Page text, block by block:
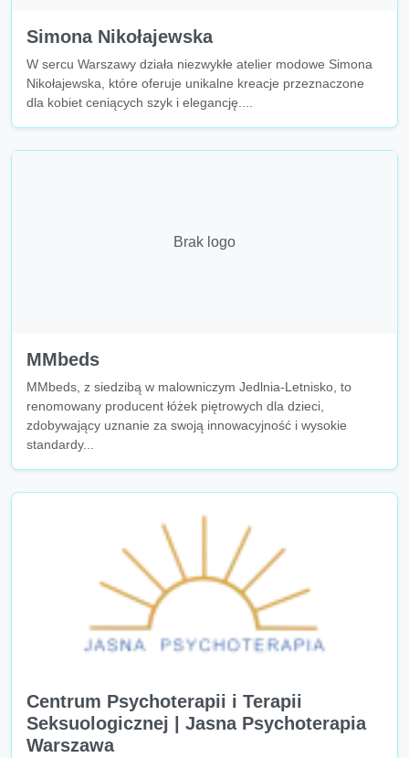
Simona Nikołajewska
W sercu Warszawy działa niezwykłe atelier modowe Simona
Nikołajewska, które oferuje unikalne kreacje przeznaczone
dla kobiet ceniących szyk i elegancję....
Brak logo
MMbeds
MMbeds, z siedzibą w malowniczym Jedlnia-Letnisko, to
renomowany producent łóżek piętrowych dla dzieci,
zdobywający uznanie za swoją innowacyjność i wysokie
standardy...
Centrum Psychoterapii i Terapii
Seksuologicznej | Jasna Psychoterapia
Warszawa